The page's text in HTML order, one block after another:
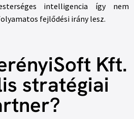
intelligencia így nem
fejlődési irány lesz.
Kft.
stratégiai